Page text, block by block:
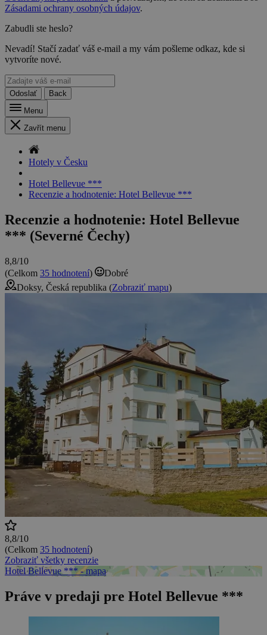
Zásadami ochrany osobných údajov.
Zabudli ste heslo?
Nevadí! Stačí zadať váš e-mail a my vám pošleme odkaz, kde si
vytvoríte nové.
Odoslať
Back
Menu
Zavřít menu
Hotely v Česku
Hotel Bellevue ***
Recenzie a hodnotenie: Hotel Bellevue ***
Recenzie a hodnotenie: Hotel Bellevue
*** (Severné Čechy)
8,8/10
(Celkom 35 hodnotení)
Dobré
Doksy, Česká republika (Zobraziť mapu)
8,8/10
(Celkom 35 hodnotení)
Zobraziť všetky recenzie
Hotel Bellevue *** - mapa
Práve v predaji pre Hotel Bellevue ***